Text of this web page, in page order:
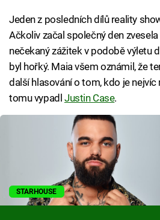
Jeden z posledních dílů reality
Ačkoliv začal společný den
nečekaný zážitek v podobě výletu
byl hořký. Maia všem oznámil, že
další hlasování o tom, kdo je nejvíc
tomu vypadl Justin Case.
STARHOUSE